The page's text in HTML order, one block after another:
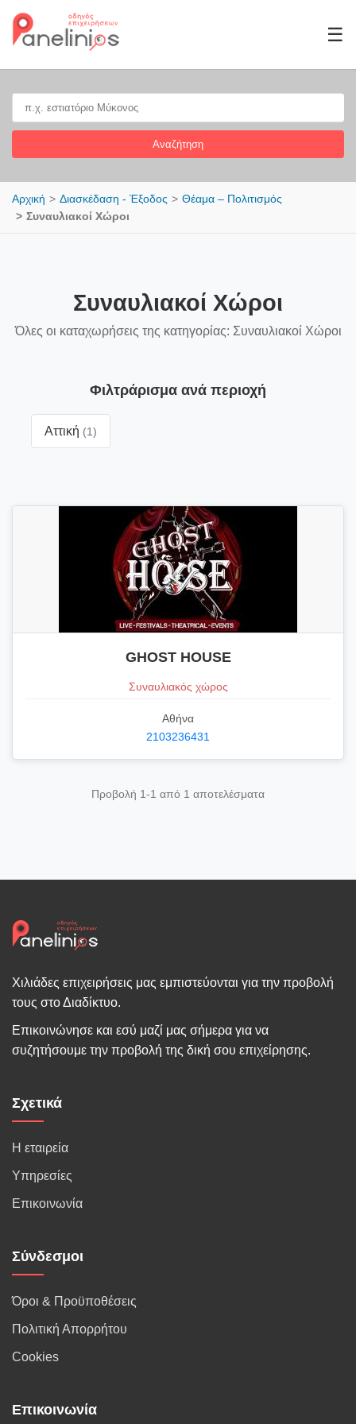
☰
Αναζήτηση
Αρχική Διασκέδαση - Έξοδος
Θέαμα – Πολιτισμός
Συναυλιακοί Χώροι
Συναυλιακοί Χώροι
Όλες οι καταχωρήσεις της κατηγορίας: Συναυλιακοί Χώροι
Φιλτράρισμα ανά περιοχή
Αττική (1)
GHOST HOUSE
Συναυλιακός χώρος
Αθήνα
2103236431
Προβολή 1-1 από 1 αποτελέσματα
Χιλιάδες επιχειρήσεις μας εμπιστεύονται για την προβολή
τους στο Διαδίκτυο.
Επικοινώνησε και εσύ μαζί μας σήμερα για να
συζητήσουμε την προβολή της δική σου επιχείρησης.
Σχετικά
Η εταιρεία
Υπηρεσίες
Επικοινωνία
Σύνδεσμοι
Όροι & Προϋποθέσεις
Πολιτική Απορρήτου
Cookies
Επικοινωνία